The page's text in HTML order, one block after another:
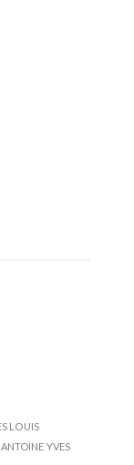
LOUIS
YVES